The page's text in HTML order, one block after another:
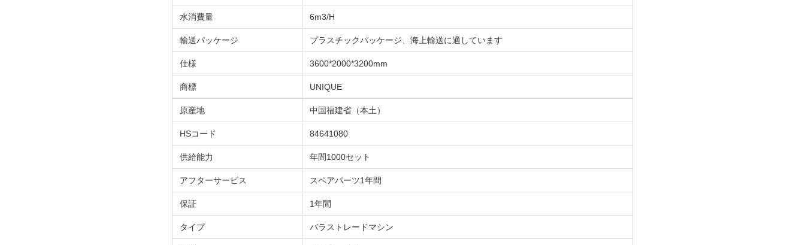
水消費量 6m3/H
輸送パッケージ プラスチックパッケージ、海上輸送に適しています
仕様 3600*2000*3200mm
商標 UNIQUE
原産地 中国福建省（本土）
HSコード 84641080
供給能力 年間1000セット
アフターサービス スペアパーツ1年間
保証 1年間
タイプ バラストレードマシン